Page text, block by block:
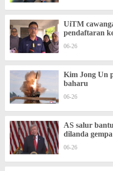
UiTM
pendaftaran
06-26
Kim Jong Un
baharu
06-26
AS salur
dilanda
06-26